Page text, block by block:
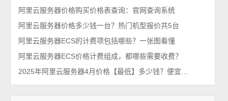
阿里云服务器价格购买价格表查询：官网查询系统
阿里云服务器价格多少钱一台？热门机型报价共5台
阿里云服务器ECS的计费项包括哪些？一张图看懂
阿里云服务器ECS价格计费组成，都哪些需要收费？
2025年阿里云服务器4月价格【最低】多少钱？便宜吗？